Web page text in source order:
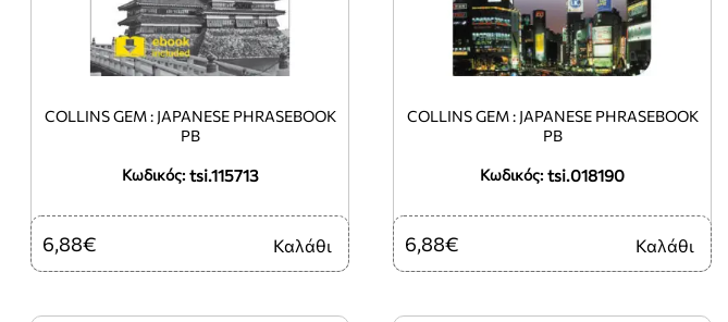
Κωδικός: tsi.115713
COLLINS GEM : JAPANESE PHRASEBOOK
PB
6,88€ Καλάθι
Κωδικός: tsi.018190
COLLINS GEM : JAPANESE PHRASEBOOK
PB
6,88€ Καλάθι